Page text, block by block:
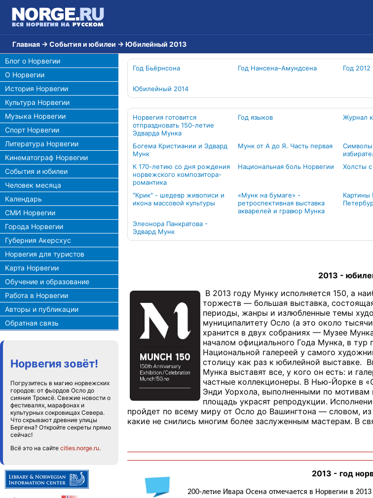
Главная → События и юбилеи → Юбилейный 2013
Блог о Норвегии
О Норвегии
История Норвегии
Культура Норвегии
Музыка Норвегии
Спорт Норвегии
Литература Норвегии
Кинематограф Норвегии
События и юбилеи
Человек месяца
Календарь
СМИ Норвегии
Города Норвегии
Губерния Акерсхус
Норвегия для туристов
Карта Норвегии
Обучение и образование
Работа в Норвегии
Авторы и публикации
Обратная связь
Норвегия зовёт!
Погрузитесь в магию норвежских
городов: от фьордов Осло до
сияния Тромсё. Свежие новости о
фестивалях, марафонах и
культурных сокровищах Севера.
Что скрывают древние улицы
Бергена? Откройте секреты прямо
сейчас!
Всё это на сайте cities.norge.ru.
Год Бьёрнсона Год Нансена–Амундсена Год 2012
Юбилейный 2014
Норвегия готовится
отпраздновать 150-летие
Эдварда Мунка
Год языков Журнал
Богема Кристиании и Эдвард
Мунк
Мунк от А до Я. Часть первая
Символы
К 170-летию со дня рождения
норвежского композитора-
романтика
Национальная боль Норвегии Холсты
"Крик" - шедевр живописи и
икона массовой культуры
«Мунк на бумаге» -
ретроспективная выставка
акварелей и гравюр Мунка
Картины
Элеонора Панкратова -
Эдвард Мунк
2013 -
В 2013 году Мунку исполняется 150, а
торжеств — большая выставка,
периоды, жанры и излюбленные темы
муниципалитету Осло (а это около
хранится в двух собраниях — Музее
началом официального Года Мунка, в тур
Национальной галереей у самого
столицу как раз к юбилейной выставке.
Мунка выставят все, у кого он есть: и
частные коллекционеры. В Нью-Йорке в
Энди Уорхола, выполненными по мотивам
площадь украсят репродукции.
пройдет по всему миру от Осло до Вашингтона — словом,
какие не снились многим более заслуженным мастерам. В
2013 - год
200-летие Ивара Осена отмечается в Норвегии в